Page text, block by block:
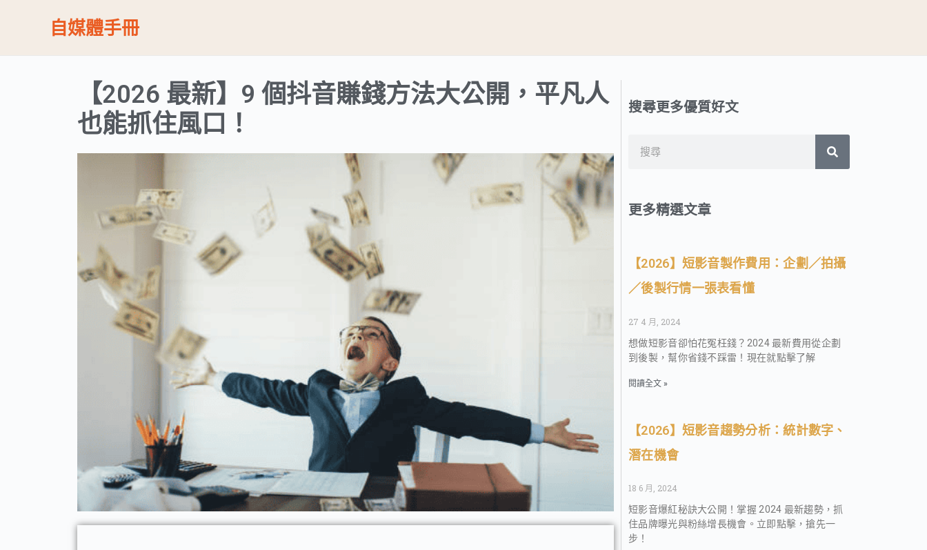
自媒體手冊
【2026 最新】9 個抖音賺錢方法大公開，平凡人
也能抓住風口！
搜尋更多優質好文
搜
尋
更多精選文章
【2026】短影音製作費用：企劃／拍攝
／後製行情一張表看懂
27 4 月, 2024
想做短影音卻怕花冤枉錢？2024 最新費用從企劃
到後製，幫你省錢不踩雷！現在就點擊了解
閱讀全文 »
【2026】短影音趨勢分析：統計數字、
潛在機會
18 6 月, 2024
短影音爆紅秘訣大公開！掌握 2024 最新趨勢，抓
住品牌曝光與粉絲增長機會。立即點擊，搶先一
步！